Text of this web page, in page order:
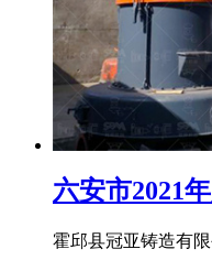
六安市2021
霍邱县冠亚铸造有